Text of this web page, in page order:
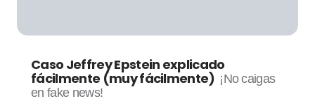
Caso Jeffrey Epstein explicado
fácilmente (muy fácilmente) ¡No caigas
en fake news!